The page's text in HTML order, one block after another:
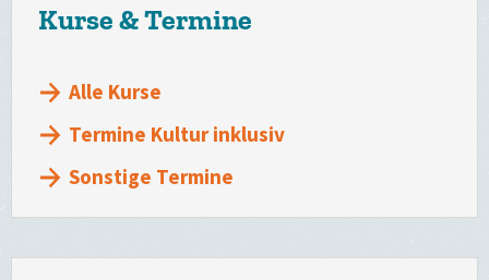
Kurse & Termine
Alle Kurse
Termine Kultur inklusiv
Sonstige Termine